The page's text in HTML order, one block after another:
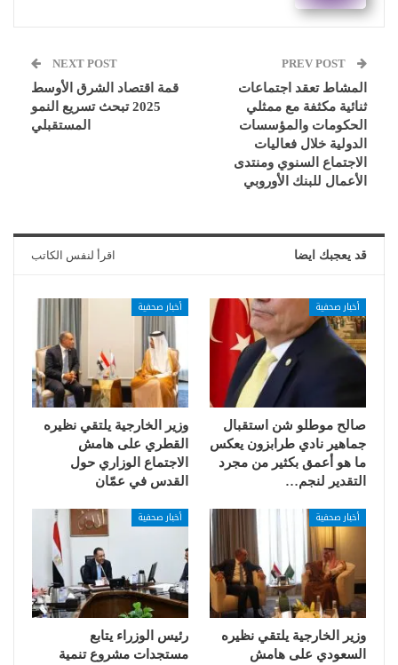
المشاط تعقد اجتماعات
ثنائية مكثفة مع ممثلي
الحكومات والمؤسسات
الدولية خلال فعاليات
الاجتماع السنوي ومنتدى
الأعمال للبنك الأوروبي
NEXT POST
قمة اقتصاد الشرق الأوسط
2025 تبحث تسريع النمو
المستقبلي
قد يعجبك ايضا اقرأ لنفس الكاتب
أخبار صحفية
صالح موطلو شن استقبال
جماهير نادي طرابزون يعكس
ما هو أعمق بكثير من مجرد
التقدير لنجم…
أخبار صحفية
وزير الخارجية يلتقي نظيره
القطري على هامش
الاجتماع الوزاري حول
القدس في عمّان
أخبار صحفية
وزير الخارجية يلتقي نظيره
السعودي على هامش
أخبار صحفية
رئيس الوزراء يتابع
مستجدات مشروع تنمية